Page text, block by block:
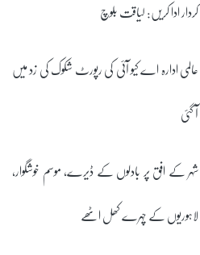
کردار ادا کریں: لیاقت بلوچ
عالمی ادارہ اے کیو آئی کی رپورٹ شکوک کی زد میں
آ گئی
شہر کے افق پر بادلوں کے ڈیرے، موسم خوشگوار،
لاہوریوں کے چہرے کھل اٹھے